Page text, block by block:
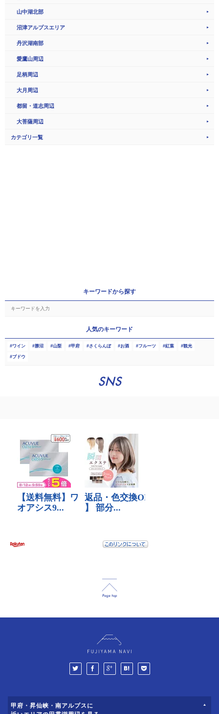
山中湖北部
沼津アルプスエリア
丹沢湖南部
愛鷹山周辺
足柄周辺
大月周辺
都留・道志周辺
大菩薩周辺
カテゴリ一覧
キーワードから探す
人気のキーワード
ワイン 勝沼 山梨 甲府 さくらんぼ お酒 フルーツ 紅葉 観光
ブドウ
SNS
甲府・昇仙峡・南アルプスに